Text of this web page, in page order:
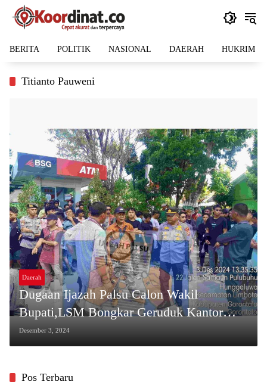
Langsung
BERITA POLITIK NASIONAL DAERAH HUKRIM
Titianto Pauweni
Daerah
Dugaan Ijazah Palsu Calon Wakil
Bupati,LSM Bongkar Geruduk Kantor
Dikbud Kab.Gorontalo
Desember 3, 2024
Pos Terbaru